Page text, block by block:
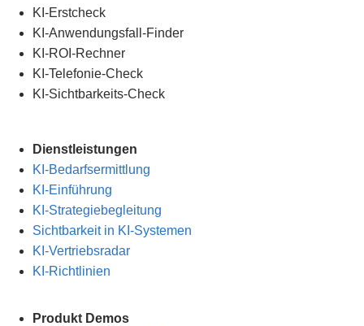
KI-Erstcheck
KI-Anwendungsfall-Finder
KI-ROI-Rechner
KI-Telefonie-Check
KI-Sichtbarkeits-Check
Dienstleistungen
KI-Bedarfsermittlung
KI-Einführung
KI-Strategiebegleitung
Sichtbarkeit in KI-Systemen
KI-Vertriebsradar
KI-Richtlinien
Produkt Demos